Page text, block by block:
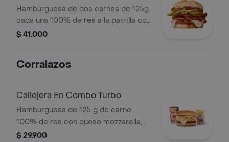
Hamburguesa de dos carnes de 125g
cada una 100% de res a la parrilla con
salsa BBQ, tocineta, queso
tomate y mostaza en pan papa
$ 41.000
Corralazos
Callejera En Combo Turbo
Hamburguesa de 125 g de carne
100% de res con queso mozzarella,
papas callejera y salsas en pan
$ 29.900